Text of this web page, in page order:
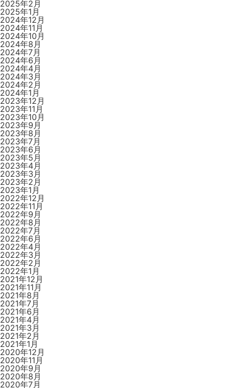
2025年2月
2025年1月
2024年12月
2024年11月
2024年10月
2024年8月
2024年7月
2024年6月
2024年4月
2024年3月
2024年2月
2024年1月
2023年12月
2023年11月
2023年10月
2023年9月
2023年8月
2023年7月
2023年6月
2023年5月
2023年4月
2023年3月
2023年2月
2023年1月
2022年12月
2022年11月
2022年9月
2022年8月
2022年7月
2022年6月
2022年4月
2022年3月
2022年2月
2022年1月
2021年12月
2021年11月
2021年8月
2021年7月
2021年6月
2021年4月
2021年3月
2021年2月
2021年1月
2020年12月
2020年11月
2020年9月
2020年8月
2020年7月